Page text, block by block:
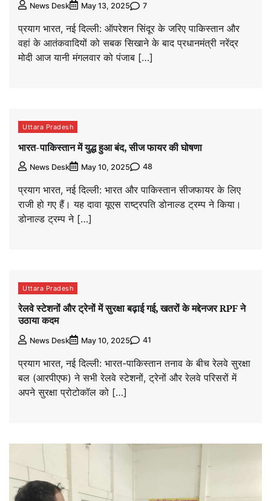
News Desk May 13, 2025 7
प्रयाग भारत, नई दिल्ली: ऑपरेशन सिंदूर के जरिए पाकिस्तान और
वहां के आतंकवादियों को सबक सिखाने के बाद प्रधानमंत्री नरेंद्र
मोदी आज यानी मंगलवार को पंजाब […]
Uttara Pradesh
भारत-पाकिस्तान में युद्ध हुआ बंद, सीज फायर की घोषणा
News Desk May 10, 2025 48
प्रयाग भारत, नई दिल्ली: भारत और पाकिस्तान सीजफायर के लिए
राजी हो गए हैं। यह दावा यूएस राष्ट्रपति डोनाल्ड ट्रम्प ने किया।
डोनाल्ड ट्रम्प ने […]
Uttara Pradesh
रेलवे स्टेशनों और ट्रेनों में सुरक्षा बढ़ाई गई, खतरों के मद्देनजर RPF ने
उठाया कदम
News Desk May 10, 2025 41
प्रयाग भारत, नई दिल्ली: भारत-पाकिस्तान तनाव के बीच रेलवे सुरक्षा
बल (आरपीएफ) ने सभी रेलवे स्टेशनों, ट्रेनों और रेलवे परिसरों में
अपने सुरक्षा प्रोटोकॉल को […]